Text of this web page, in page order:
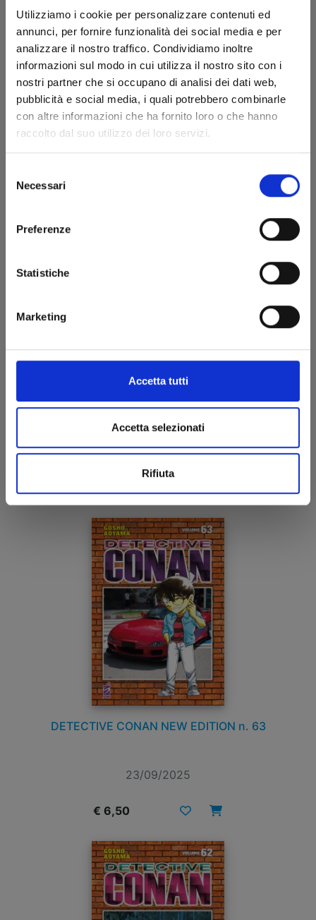
Utilizziamo i cookie per personalizzare contenuti ed
annunci, per fornire funzionalità dei social media e per
analizzare il nostro traffico. Condividiamo inoltre
informazioni sul modo in cui utilizza il nostro sito con i
nostri partner che si occupano di analisi dei dati web,
pubblicità e social media, i quali potrebbero combinarle
con altre informazioni che ha fornito loro o che hanno
raccolto dal suo utilizzo dei loro servizi.
delNecessari
Preferenze
Statistiche
Marketing
Accetta tutti
Accetta selezionati
Rifiuta
DETECTIVE CONAN NEW EDITION n. 65
18/11/2025
DETECTIVE CONAN NEW EDITION n. 64
21/10/2025
DETECTIVE CONAN NEW EDITION n. 63
23/09/2025
€ 6,50